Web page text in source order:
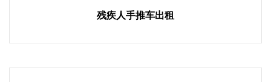
残疾人手推车出租